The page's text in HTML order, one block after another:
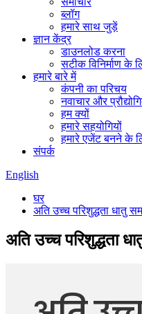
ब्लॉग
हमारे साथ जुड़ें
ज्ञान केंद्र
डाउनलोड करना
सटीक विनिर्माण के
हमारे बारे में
कंपनी का परिचय
नवाचार और
हम क्यों
हमारे सहयोगियों
हमारे एजेंट बनने के
संपर्क
English
घर
अति उच्च परिशुद्धता धातु
अति उच्च परिशुद्धता